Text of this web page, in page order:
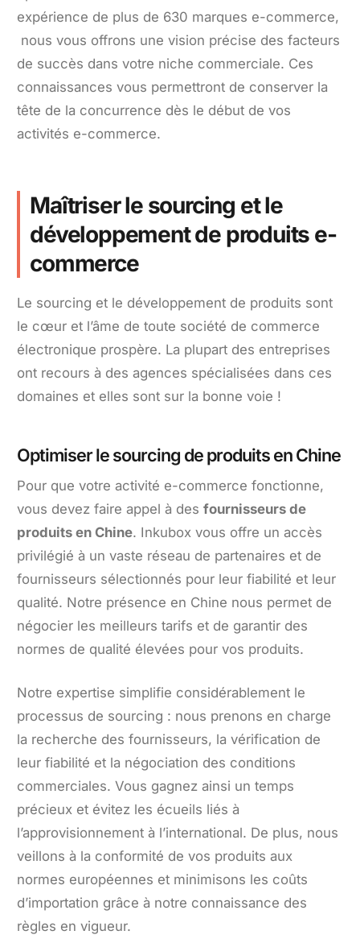
expérience de plus de 630 marques e-commerce,
nous vous offrons une vision précise des facteurs
de succès dans votre niche commerciale. Ces
connaissances vous permettront de conserver la
tête de la concurrence dès le début de vos
activités e-commerce.
Maîtriser le sourcing et le
développement de produits e-
commerce
Le sourcing et le développement de produits sont
le cœur et l’âme de toute société de commerce
électronique prospère. La plupart des entreprises
ont recours à des agences spécialisées dans ces
domaines et elles sont sur la bonne voie !
Optimiser le sourcing de produits en Chine
Pour que votre activité e-commerce fonctionne,
vous devez faire appel à desfournisseurs de
produits en Chine. Inkubox vous offre un accès
privilégié à un vaste réseau de partenaires et de
fournisseurs sélectionnés pour leur fiabilité et leur
qualité. Notre présence en Chine nous permet de
négocier les meilleurs tarifs et de garantir des
normes de qualité élevées pour vos produits.
Notre expertise simplifie considérablement le
processus de sourcing : nous prenons en charge
la recherche des fournisseurs, la vérification de
leur fiabilité et la négociation des conditions
commerciales. Vous gagnez ainsi un temps
précieux et évitez les écueils liés à
l’approvisionnement à l’international. De plus, nous
veillons à la conformité de vos produits aux
normes européennes et minimisons les coûts
d’importation grâce à notre connaissance des
règles en vigueur.